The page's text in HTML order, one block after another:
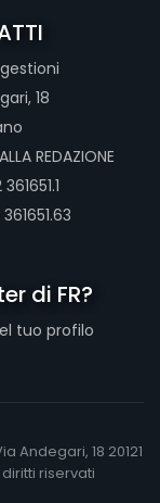
18
REDAZIONE
di FR?
tuo profilo
Andegari, 18 20121
diritti riservati